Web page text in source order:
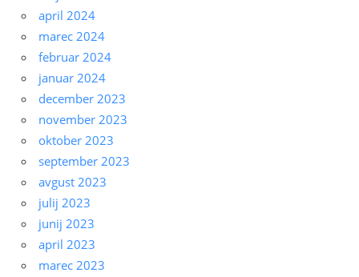
april 2024
marec 2024
februar 2024
januar 2024
december 2023
november 2023
oktober 2023
september 2023
avgust 2023
julij 2023
junij 2023
april 2023
marec 2023